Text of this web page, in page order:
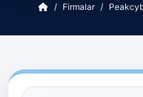
Firmalar